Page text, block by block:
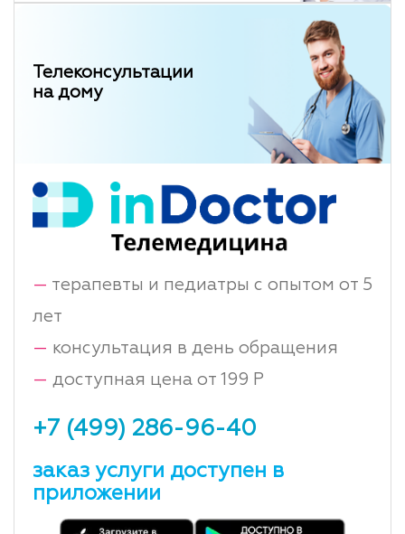
Телеконсультации
на дому
— терапевты и педиатры с опытом от 5
лет
— консультация в день обращения
— доступная цена от 199 Р
+7 (499) 286-96-40
заказ услуги доступен в
приложении